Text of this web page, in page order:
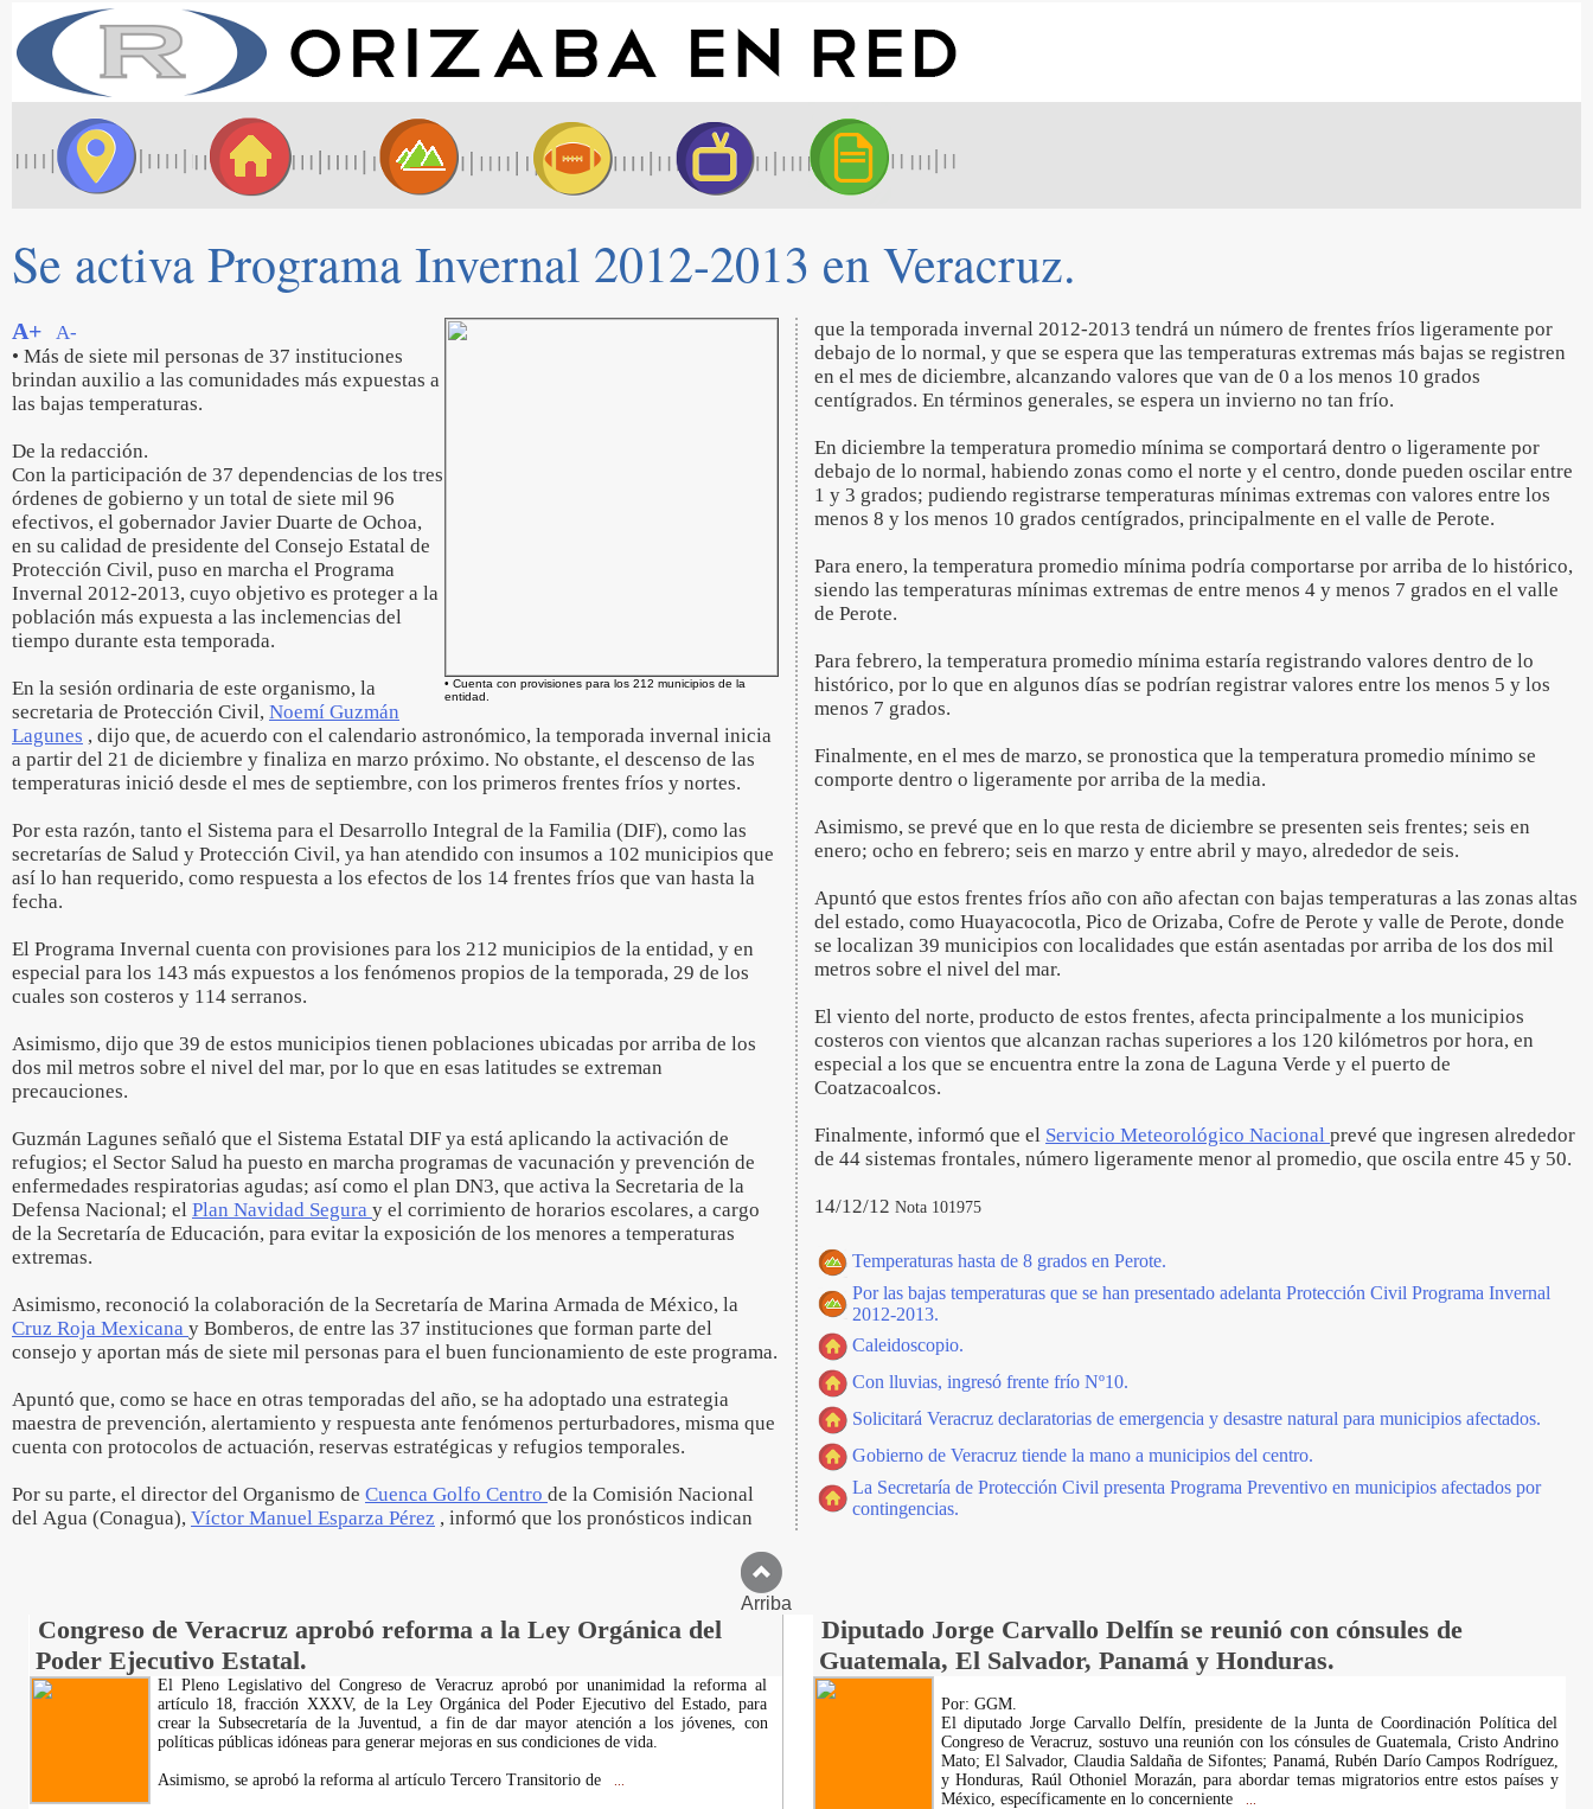
Se activa Programa Invernal 2012-2013 en Veracruz.
• Cuenta con provisiones para los 212 municipios de la
entidad.
A+
A-
• Más de siete mil personas de 37 instituciones
brindan auxilio a las comunidades más expuestas a
las bajas temperaturas.
De la redacción.
Con la participación de 37 dependencias de los tres
órdenes de gobierno y un total de siete mil 96
efectivos, el gobernador Javier Duarte de Ochoa,
en su calidad de presidente del Consejo Estatal de
Protección Civil, puso en marcha el Programa
Invernal 2012-2013, cuyo objetivo es proteger a la
población más expuesta a las inclemencias del
tiempo durante esta temporada.
En la sesión ordinaria de este organismo, la
secretaria de Protección Civil, Noemí Guzmán
Lagunes , dijo que, de acuerdo con el calendario astronómico, la temporada invernal inicia
a partir del 21 de diciembre y finaliza en marzo próximo. No obstante, el descenso de las
temperaturas inició desde el mes de septiembre, con los primeros frentes fríos y nortes.
Por esta razón, tanto el Sistema para el Desarrollo Integral de la Familia (DIF), como las
secretarías de Salud y Protección Civil, ya han atendido con insumos a 102 municipios que
así lo han requerido, como respuesta a los efectos de los 14 frentes fríos que van hasta la
fecha.
El Programa Invernal cuenta con provisiones para los 212 municipios de la entidad, y en
especial para los 143 más expuestos a los fenómenos propios de la temporada, 29 de los
cuales son costeros y 114 serranos.
Asimismo, dijo que 39 de estos municipios tienen poblaciones ubicadas por arriba de los
dos mil metros sobre el nivel del mar, por lo que en esas latitudes se extreman
precauciones.
Guzmán Lagunes señaló que el Sistema Estatal DIF ya está aplicando la activación de
refugios; el Sector Salud ha puesto en marcha programas de vacunación y prevención de
enfermedades respiratorias agudas; así como el plan DN3, que activa la Secretaria de la
Defensa Nacional; el Plan Navidad Segura y el corrimiento de horarios escolares, a cargo
de la Secretaría de Educación, para evitar la exposición de los menores a temperaturas
extremas.
Asimismo, reconoció la colaboración de la Secretaría de Marina Armada de México, la
Cruz Roja Mexicana y Bomberos, de entre las 37 instituciones que forman parte del
consejo y aportan más de siete mil personas para el buen funcionamiento de este programa.
Apuntó que, como se hace en otras temporadas del año, se ha adoptado una estrategia
maestra de prevención, alertamiento y respuesta ante fenómenos perturbadores, misma que
cuenta con protocolos de actuación, reservas estratégicas y refugios temporales.
Por su parte, el director del Organismo de Cuenca Golfo Centro de la Comisión Nacional
del Agua (Conagua), Víctor Manuel Esparza Pérez , informó que los pronósticos indican
que la temporada invernal 2012-2013 tendrá un número de frentes fríos ligeramente por
debajo de lo normal, y que se espera que las temperaturas extremas más bajas se registren
en el mes de diciembre, alcanzando valores que van de 0 a los menos 10 grados
centígrados. En términos generales, se espera un invierno no tan frío.
En diciembre la temperatura promedio mínima se comportará dentro o ligeramente por
debajo de lo normal, habiendo zonas como el norte y el centro, donde pueden oscilar entre
1 y 3 grados; pudiendo registrarse temperaturas mínimas extremas con valores entre los
menos 8 y los menos 10 grados centígrados, principalmente en el valle de Perote.
Para enero, la temperatura promedio mínima podría comportarse por arriba de lo histórico,
siendo las temperaturas mínimas extremas de entre menos 4 y menos 7 grados en el valle
de Perote.
Para febrero, la temperatura promedio mínima estaría registrando valores dentro de lo
histórico, por lo que en algunos días se podrían registrar valores entre los menos 5 y los
menos 7 grados.
Finalmente, en el mes de marzo, se pronostica que la temperatura promedio mínimo se
comporte dentro o ligeramente por arriba de la media.
Asimismo, se prevé que en lo que resta de diciembre se presenten seis frentes; seis en
enero; ocho en febrero; seis en marzo y entre abril y mayo, alrededor de seis.
Apuntó que estos frentes fríos año con año afectan con bajas temperaturas a las zonas altas
del estado, como Huayacocotla, Pico de Orizaba, Cofre de Perote y valle de Perote, donde
se localizan 39 municipios con localidades que están asentadas por arriba de los dos mil
metros sobre el nivel del mar.
El viento del norte, producto de estos frentes, afecta principalmente a los municipios
costeros con vientos que alcanzan rachas superiores a los 120 kilómetros por hora, en
especial a los que se encuentra entre la zona de Laguna Verde y el puerto de
Coatzacoalcos.
Finalmente, informó que el Servicio Meteorológico Nacional prevé que ingresen alrededor
de 44 sistemas frontales, número ligeramente menor al promedio, que oscila entre 45 y 50.
14/12/12 Nota 101975
Temperaturas hasta de 8 grados en Perote.
Por las bajas temperaturas que se han presentado adelanta Protección Civil Programa Invernal
2012-2013.
Caleidoscopio.
Con lluvias, ingresó frente frío Nº10.
Solicitará Veracruz declaratorias de emergencia y desastre natural para municipios afectados.
Gobierno de Veracruz tiende la mano a municipios del centro.
La Secretaría de Protección Civil presenta Programa Preventivo en municipios afectados por
contingencias.
Arriba
Congreso de Veracruz aprobó reforma a la Ley Orgánica del
Poder Ejecutivo Estatal.
Diputado Jorge Carvallo Delfín se reunió con cónsules de
Guatemala, El Salvador, Panamá y Honduras.
El Pleno Legislativo del Congreso de Veracruz aprobó por unanimidad la reforma al
artículo 18, fracción XXXV, de la Ley Orgánica del Poder Ejecutivo del Estado, para
crear la Subsecretaría de la Juventud, a fin de dar mayor atención a los jóvenes, con
políticas públicas idóneas para generar mejoras en sus condiciones de vida.
Asimismo, se aprobó la reforma al artículo Tercero Transitorio de
Por: GGM.
El diputado Jorge Carvallo Delfín, presidente de la Junta de Coordinación Política del
Congreso de Veracruz, sostuvo una reunión con los cónsules de Guatemala, Cristo Andrino
Mato; El Salvador, Claudia Saldaña de Sifontes; Panamá, Rubén Darío Campos Rodríguez,
y Honduras, Raúl Othoniel Morazán, para abordar temas migratorios entre estos países y
México, específicamente en lo concerniente